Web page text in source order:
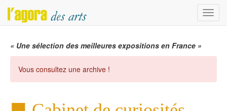
Menu
« Une sélection des meilleures expositions en France »
Vous consultez une archive !